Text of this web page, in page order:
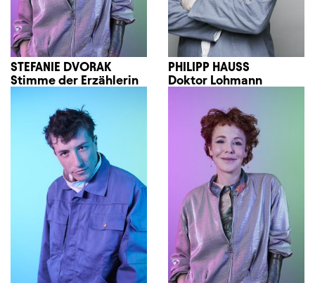
STEFANIE DVORAK
Stimme der Erzählerin
PHILIPP HAUSS
Doktor Lohmann